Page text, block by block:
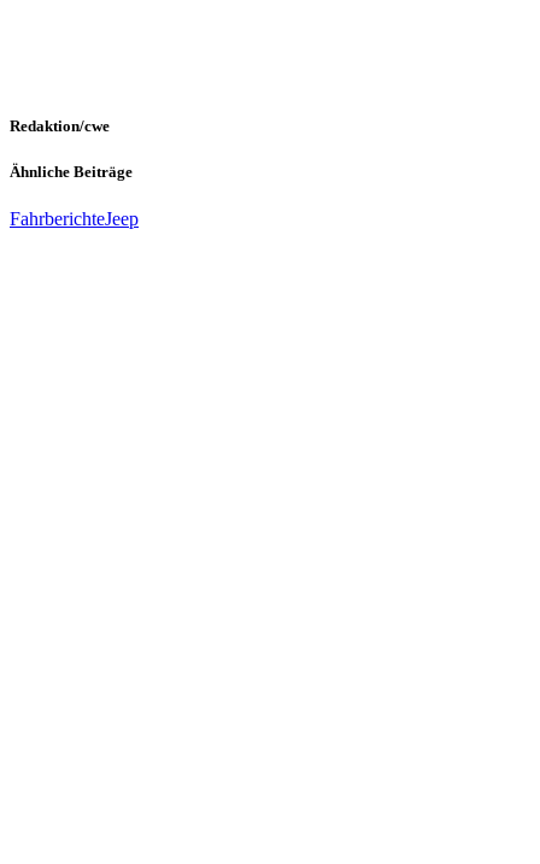
Redaktion/cwe
Ähnliche Beiträge
FahrberichteJeep